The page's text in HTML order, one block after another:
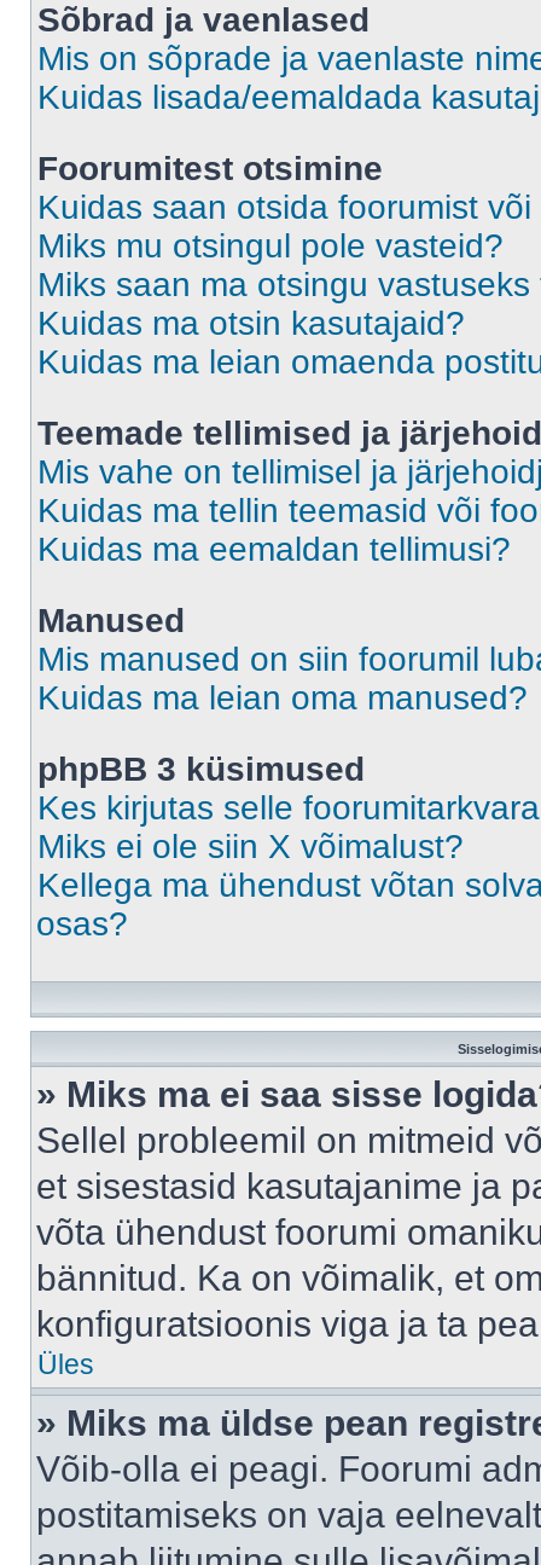
Sõbrad ja vaenlased
Mis on sõprade ja vaenlaste
Kuidas lisada/eemaldada
Foorumitest otsimine
Kuidas saan otsida foorumist
Miks mu otsingul pole vasteid?
Miks saan ma otsingu
Kuidas ma otsin kasutajaid?
Kuidas ma leian omaenda
Teemade tellimised ja
Mis vahe on tellimisel ja
Kuidas ma tellin teemasid või
Kuidas ma eemaldan tellimusi?
Manused
Mis manused on siin foorumil
Kuidas ma leian oma manused?
phpBB 3 küsimused
Kes kirjutas selle
Miks ei ole siin X võimalust?
Kellega ma ühendust võtan
osas?
» Miks ma ei saa sisse
Sellel probleemil on mitmeid
et sisestasid kasutajanime ja
võta ühendust foorumi
bännitud. Ka on võimalik, et
konfiguratsioonis viga ja ta
Üles
» Miks ma üldse pean
Võib-olla ei peagi. Foorumi
postitamiseks on vaja